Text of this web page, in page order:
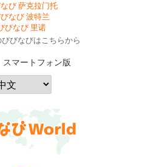
び 萨克拉门托
なび 波特兰
びなび 里诺
びなびはこちらから
スマートフォン版